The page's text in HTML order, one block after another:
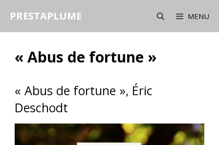
PRESTAPLUME MENU
« Abus de fortune »
« Abus de fortune », Éric
Deschodt